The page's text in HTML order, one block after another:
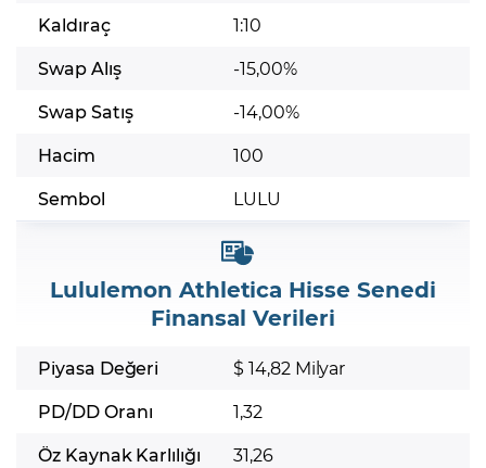
Kaldıraç
1:10
Swap Alış
-15,00%
Swap Satış
-14,00%
Hacim
100
Sembol
LULU
Lululemon Athletica Hisse Senedi
Finansal Verileri
Piyasa Değeri
$ 14,82 Milyar
PD/DD Oranı
1,32
Öz Kaynak Karlılığı
31,26